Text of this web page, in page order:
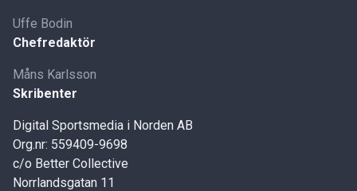
Uffe Bodin
Chefredaktör
Måns Karlsson
Skribenter
Digital Sportsmedia i Norden AB
Org.nr: 559409-9698
c/o Better Collective
Norrlandsgatan 11